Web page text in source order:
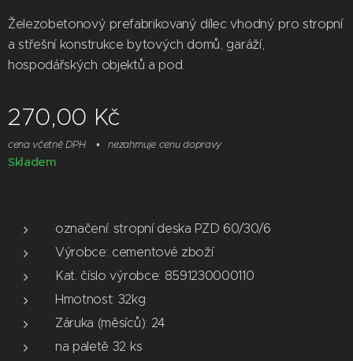
Železobetonový prefabrikovaný dílec vhodný pro stropní
a střešní konstrukce bytových domů, garáží,
hospodářských objektů a pod.
270,00 Kč
cena včetně DPH nezahrnuje cenu dopravy
Skladem
označení: stropní deska PZD 60/30/6
Výrobce: cementové zboží
Kat. číslo výrobce: 8591230000110
Hmotnost: 32kg
Záruka (měsíců): 24
na paletě 32 ks